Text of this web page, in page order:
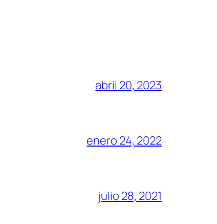
abril 20, 2023
enero 24, 2022
julio 28, 2021